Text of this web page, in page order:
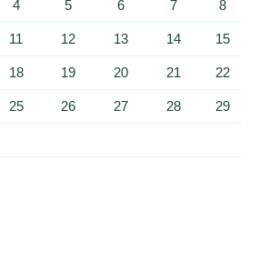
4 5 6 7 8
11 12 13 14 15
18 19 20 21 22
25 26 27 28 29